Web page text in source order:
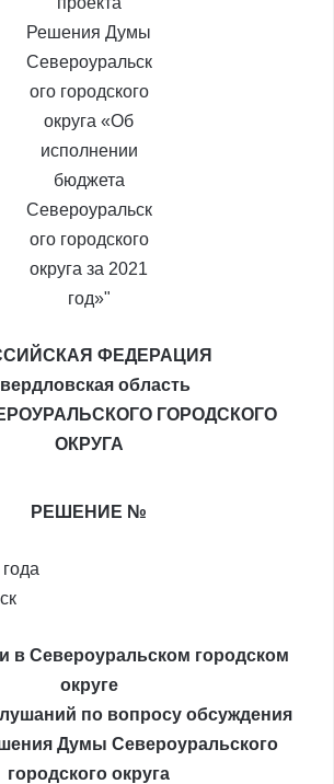
ФЕДЕРАЦИЯ
область
ГОРОДСКОГО
ОКРУГА
РЕШЕНИЕ №
в Североуральском городском
округе
по вопросу обсуждения
Думы Североуральского
городского округа